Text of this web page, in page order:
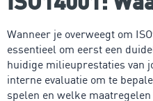
Wanneer je overweegt om
essentieel om eerst een
huidige milieuprestaties van
interne evaluatie om te
spelen en welke